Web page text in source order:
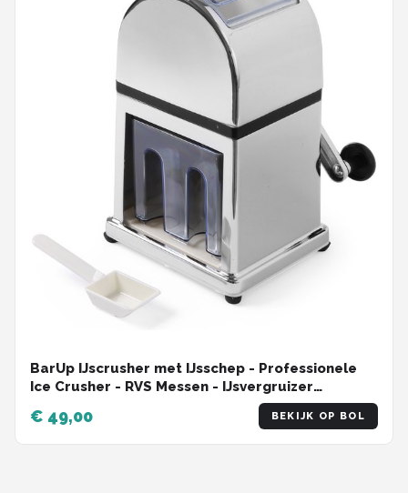
BarUp IJscrusher met IJsschep - Professionele
Ice Crusher - RVS Messen - IJsvergruizer
€ 49,00 BEKIJK OP BOL